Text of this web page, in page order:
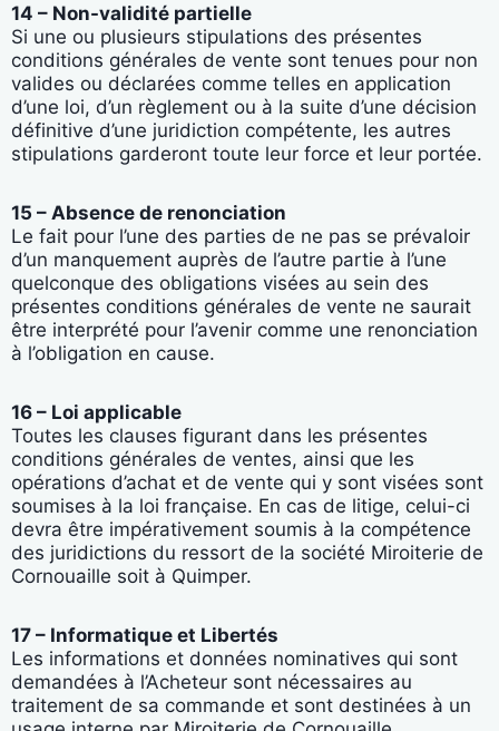
14 – Non-validité partielle
Si une ou plusieurs stipulations des présentes
conditions générales de vente sont tenues pour non
valides ou déclarées comme telles en application
d’une loi, d’un règlement ou à la suite d’une décision
définitive d’une juridiction compétente, les autres
stipulations garderont toute leur force et leur portée.
15 – Absence de renonciation
Le fait pour l’une des parties de ne pas se prévaloir
d’un manquement auprès de l’autre partie à l’une
quelconque des obligations visées au sein des
présentes conditions générales de vente ne saurait
être interprété pour l’avenir comme une renonciation
à l’obligation en cause.
16 – Loi applicable
Toutes les clauses figurant dans les présentes
conditions générales de ventes, ainsi que les
opérations d’achat et de vente qui y sont visées sont
soumises à la loi française. En cas de litige, celui-ci
devra être impérativement soumis à la compétence
des juridictions du ressort de la société Miroiterie de
Cornouaille soit à Quimper.
17 – Informatique et Libertés
Les informations et données nominatives qui sont
demandées à l’Acheteur sont nécessaires au
traitement de sa commande et sont destinées à un